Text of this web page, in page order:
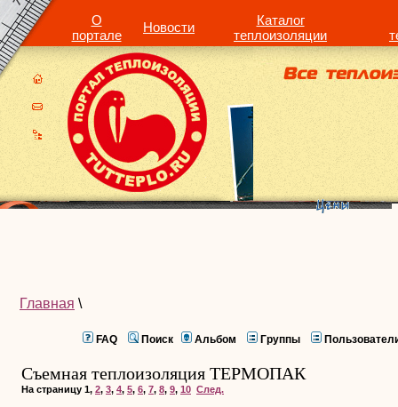
О
портале
Новости
Каталог
теплоизоляции
Главная \
FAQ Поиск Альбом Группы
Съемная теплоизоляция ТЕРМОПАК
На страницу 1, 2, 3, 4, 5, 6, 7, 8, 9, 10 След.